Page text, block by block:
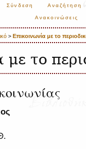
Σύνδεση Αναζήτηση
Ανακοινώσεις
> Επικοινωνία με το
με το